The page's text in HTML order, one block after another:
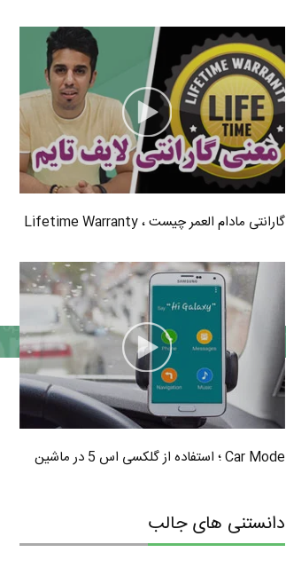
گارانتی مادام العمر چیست ، Lifetime Warranty
Car Mode ؛ استفاده از گلکسی اس 5 در ماشین
دانستنی های جالب